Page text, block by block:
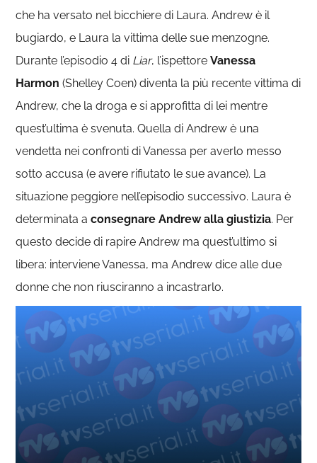
che ha versato nel bicchiere di Laura. Andrew è il
bugiardo, e Laura la vittima delle sue menzogne.
Durante l’episodio 4 di Liar, l’ispettoreVanessa
Harmon (Shelley Coen) diventa la più recente vittima di
Andrew, che la droga e si approfitta di lei mentre
quest’ultima è svenuta. Quella di Andrew è una
vendetta nei confronti di Vanessa per averlo messo
sotto accusa (e avere rifiutato le sue avance). La
situazione peggiore nell’episodio successivo. Laura è
determinata aconsegnare Andrew alla giustizia. Per
questo decide di rapire Andrew ma quest’ultimo si
libera: interviene Vanessa, ma Andrew dice alle due
donne che non riusciranno a incastrarlo.